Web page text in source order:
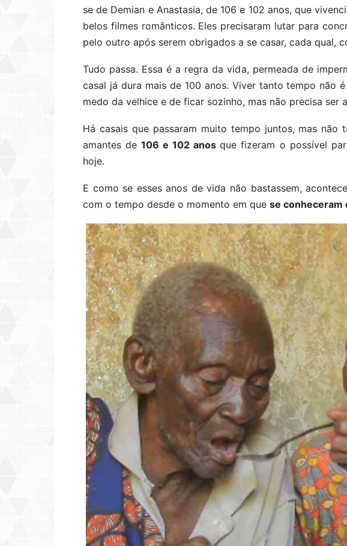
se de Demian e Anastasia, de 106 e 102 anos, que
belos filmes românticos. Eles precisaram lutar para
pelo outro após serem obrigados a se casar, cada qual,
Tudo passa. Essa é a regra da vida, permeada de
casal já dura mais de 100 anos. Viver tanto tempo não
medo da velhice e de ficar sozinho, mas não precisa ser
Há casais que passaram muito tempo juntos, mas não
amantes de106 e 102 anosque fizeram o possível
hoje.
E como se esses anos de vida não bastassem,
com o tempo desde o momento em que se conheceram